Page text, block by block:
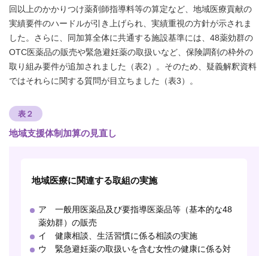
回以上のかかりつけ薬剤師指導料等の算定など、地域医療貢献の
実績要件のハードルが引き上げられ、実績重視の方針が示されま
した。さらに、同加算全体に共通する施設基準には、48薬効群の
OTC医薬品の販売や緊急避妊薬の取扱いなど、保険調剤の枠外の
取り組み要件が追加されました（表2）。そのため、疑義解釈資料
ではそれらに関する質問が目立ちました（表3）。
表２
地域支援体制加算の見直し
地域医療に関連する取組の実施
ア 一般用医薬品及び要指導医薬品等（基本的な48
薬効群）の販売
イ 健康相談、生活習慣に係る相談の実施
ウ 緊急避妊薬の取扱いを含む女性の健康に係る対